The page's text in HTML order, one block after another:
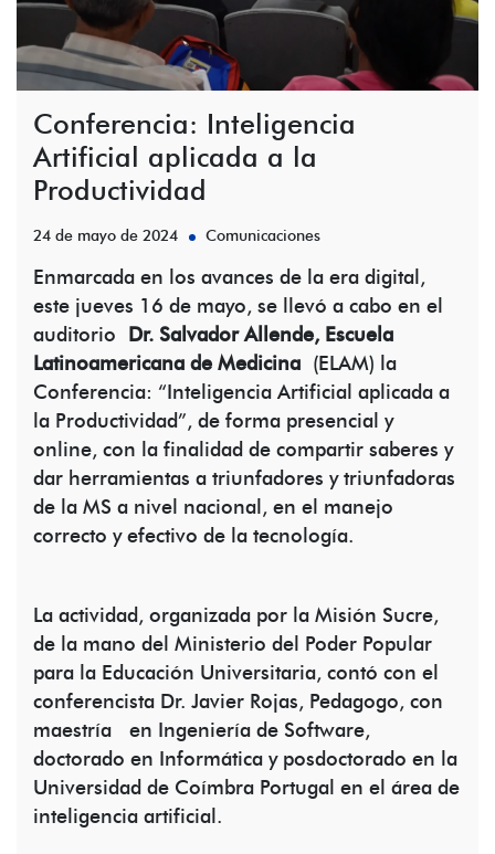
Conferencia: Inteligencia
Artificial aplicada a la
Productividad
24 de mayo de 2024 Comunicaciones
Enmarcada en los avances de la era digital,
este jueves 16 de mayo, se llevó a cabo en el
auditorio Dr. Salvador Allende, Escuela
Latinoamericana de Medicina (ELAM) la
Conferencia: “Inteligencia Artificial aplicada a
la Productividad”, de forma presencial y
online, con la finalidad de compartir saberes y
dar herramientas a triunfadores y triunfadoras
de la MS a nivel nacional, en el manejo
correcto y efectivo de la tecnología.
La actividad, organizada por la Misión Sucre,
de la mano del Ministerio del Poder Popular
para la Educación Universitaria, contó con el
conferencista Dr. Javier Rojas, Pedagogo, con
maestría en Ingeniería de Software,
doctorado en Informática y posdoctorado en la
Universidad de Coímbra Portugal en el área de
inteligencia artificial.